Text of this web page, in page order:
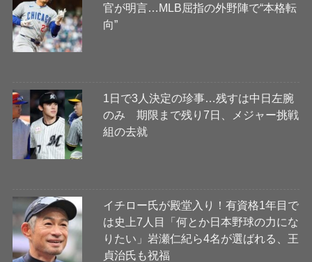
官が明言…MLB屈指の外野陣で“本格転
向”
1日で3人決定の珍事…残すは中日左腕
のみ 期限まで残り7日、メジャー挑戦
組の去就
イチロー氏が殿堂入り！有資格1年目で
は史上7人目「何とか日本野球の力にな
りたい」岩瀬仁紀ら4名が選ばれる、王
貞治氏も祝福